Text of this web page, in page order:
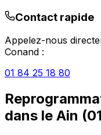
Contact rapide
Appelez-nous
Conand :
01 84 25 18 80
dans le Ain (01